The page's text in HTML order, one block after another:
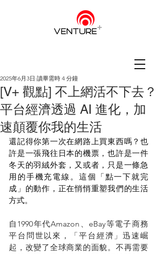
[V+ 觀點] 不上網活不下去？
平台經濟透過 AI 進化，加
速顛覆你我的生活
2025年6月3日 讀畢需時 4 分鐘
還記得你第一次在網路上買東西嗎？也
許是一張飛往日本的機票，也許是一件
冬天的羽絨外套，又或者，只是一條急
用的手機充電線。這個「點一下就完
成」的動作，正在悄悄重塑我們的生活
方式。
自1990年代Amazon、eBay等電子商務
平台問世以來，「平台經濟」迅速崛
起，改變了全球商業的面貌。不再需要